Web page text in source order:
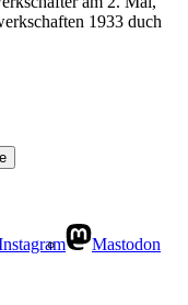
1933 duch
Mastodon